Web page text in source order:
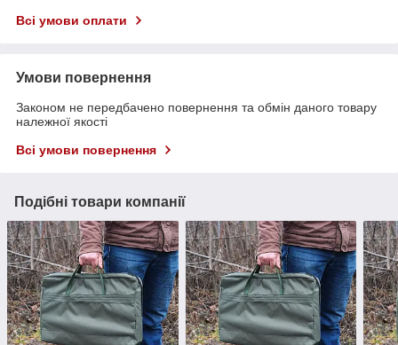
Всі умови оплати
Умови повернення
Законом не передбачено повернення та обмін даного товару
належної якості
Всі умови повернення
Подібні товари компанії